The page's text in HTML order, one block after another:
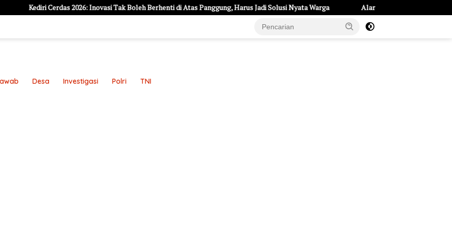
Cerdas 2026: Inovasi Tak Boleh Berhenti di Atas Panggung, Harus Jadi Solusi Nyata Warga Alarm Hipertensi Remaja di Kota Kediri:
Desa Investigasi Polri TNI